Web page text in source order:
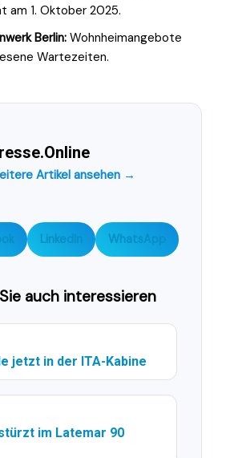
am 1. Oktober 2025.
Berlin: Wohnheimangebote
Wartezeiten.
Artikel ansehen →
LinkedIn WhatsApp
auch interessieren
jetzt in der ITA-Kabine
im Latemar 90